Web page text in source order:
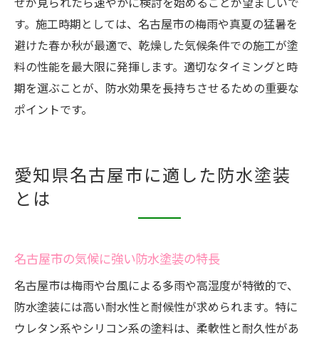
す。施工時期としては、名古屋市の梅雨や真夏の猛暑を
避けた春か秋が最適で、乾燥した気候条件での施工が塗
料の性能を最大限に発揮します。適切なタイミングと時
期を選ぶことが、防水効果を長持ちさせるための重要な
ポイントです。
愛知県名古屋市に適した防水塗装
とは
名古屋市の気候に強い防水塗装の特長
名古屋市は梅雨や台風による多雨や高湿度が特徴的で、
防水塗装には高い耐水性と耐候性が求められます。特に
ウレタン系やシリコン系の塗料は、柔軟性と耐久性があ